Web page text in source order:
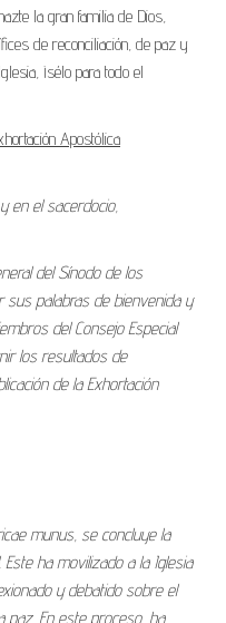
la gran familia de Dios,
de reconciliación, de paz y
¡sélo para todo el
Apostólica
en el sacerdocio,
del Sínodo de los
sus palabras de bienvenida y
del Consejo Especial
los resultados de
de la Exhortación
munus, se concluye la
ha movilizado a la Iglesia
y debatido sobre el
paz. En este proceso, ha